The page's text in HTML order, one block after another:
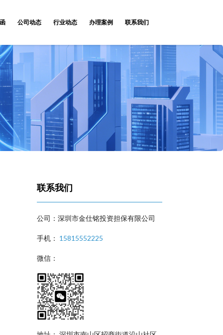
公司动态 行业动态 办理案例 联系我们
联系我们
公司：深圳市金仕铭投资担保有限公司
手机： 15815552225
微信：